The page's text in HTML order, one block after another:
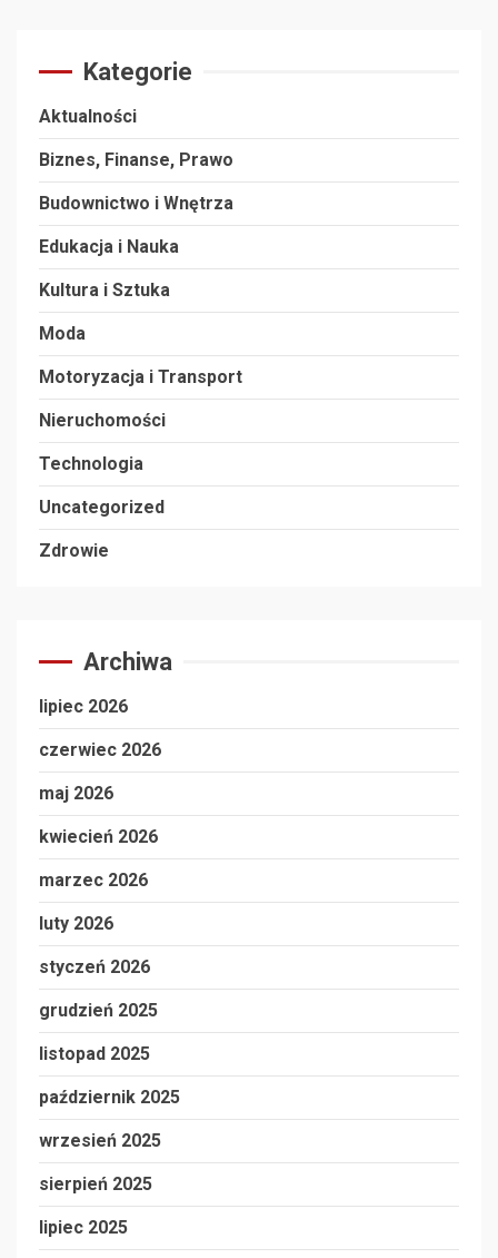
Kategorie
Aktualności
Biznes, Finanse, Prawo
Budownictwo i Wnętrza
Edukacja i Nauka
Kultura i Sztuka
Moda
Motoryzacja i Transport
Nieruchomości
Technologia
Uncategorized
Zdrowie
Archiwa
lipiec 2026
czerwiec 2026
maj 2026
kwiecień 2026
marzec 2026
luty 2026
styczeń 2026
grudzień 2025
listopad 2025
październik 2025
wrzesień 2025
sierpień 2025
lipiec 2025